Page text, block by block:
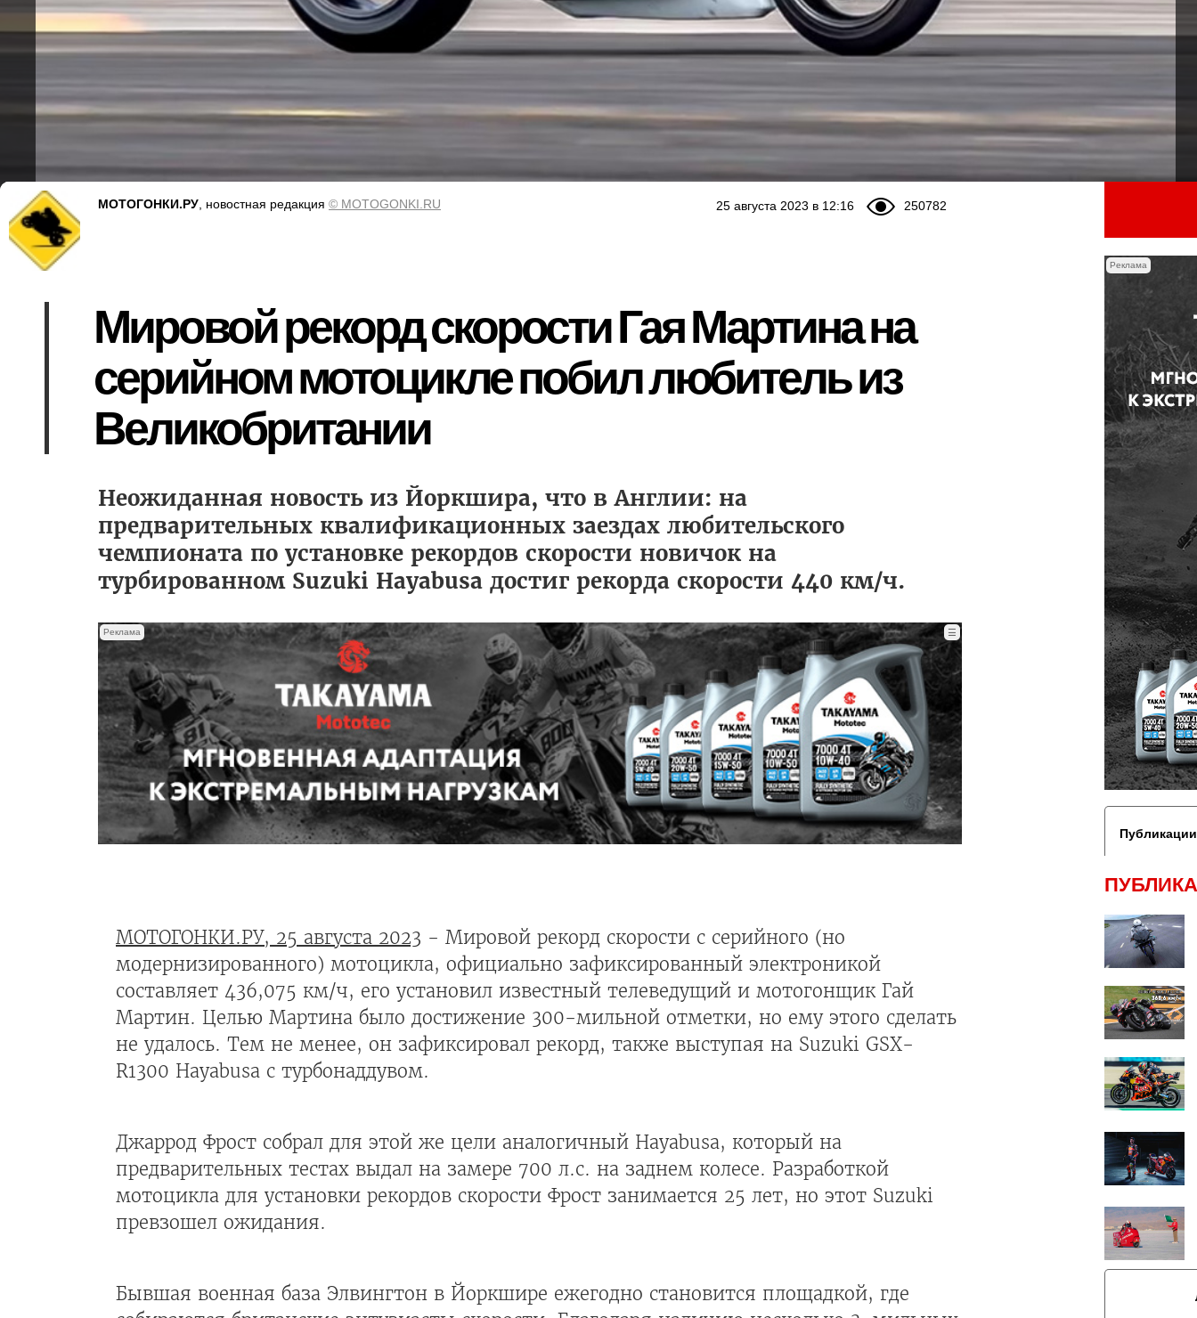
Реклама
250782
25 августа 2023 в 12:16
МОТОГОНКИ.РУ , новостная редакция © MOTOGONKI.RU
Мировой рекорд скорости Гая Мартина на
серийном мотоцикле побил любитель из
Великобритании
Неожиданная новость из Йоркшира, что в Англии: на
предварительных квалификационных заездах любительского
чемпионата по установке рекордов скорости новичок на
турбированном Suzuki Hayabusa достиг рекорда скорости 440 км/ч.
Реклама ☰
МОТОГОНКИ.РУ, 25 августа 2023 - Мировой рекорд скорости с серийного (но
модернизированного) мотоцикла, официально зафиксированный электроникой
составляет 436,075 км/ч, его установил известный телеведущий и мотогонщик Гай
Мартин. Целью Мартина было достижение 300-мильной отметки, но ему этого сделать
не удалось. Тем не менее, он зафиксировал рекорд, также выступая на Suzuki GSX-
R1300 Hayabusa с турбонаддувом.
Джаррод Фрост собрал для этой же цели аналогичный Hayabusa, который на
предварительных тестах выдал на замере 700 л.с. на заднем колесе. Разработкой
мотоцикла для установки рекордов скорости Фрост занимается 25 лет, но этот Suzuki
превзошел ожидания.
Бывшая военная база Элвингтон в Йоркшире ежегодно становится площадкой, где